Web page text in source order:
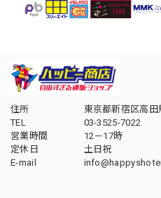
住所
東京都新宿区高
TEL
03-3525-7022
営業時間
12－17時
定休日
土日祝
E-mail